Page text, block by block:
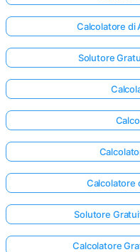
Calcolatore di
Solutore
Calcolatore
Solutore
Calcolatore